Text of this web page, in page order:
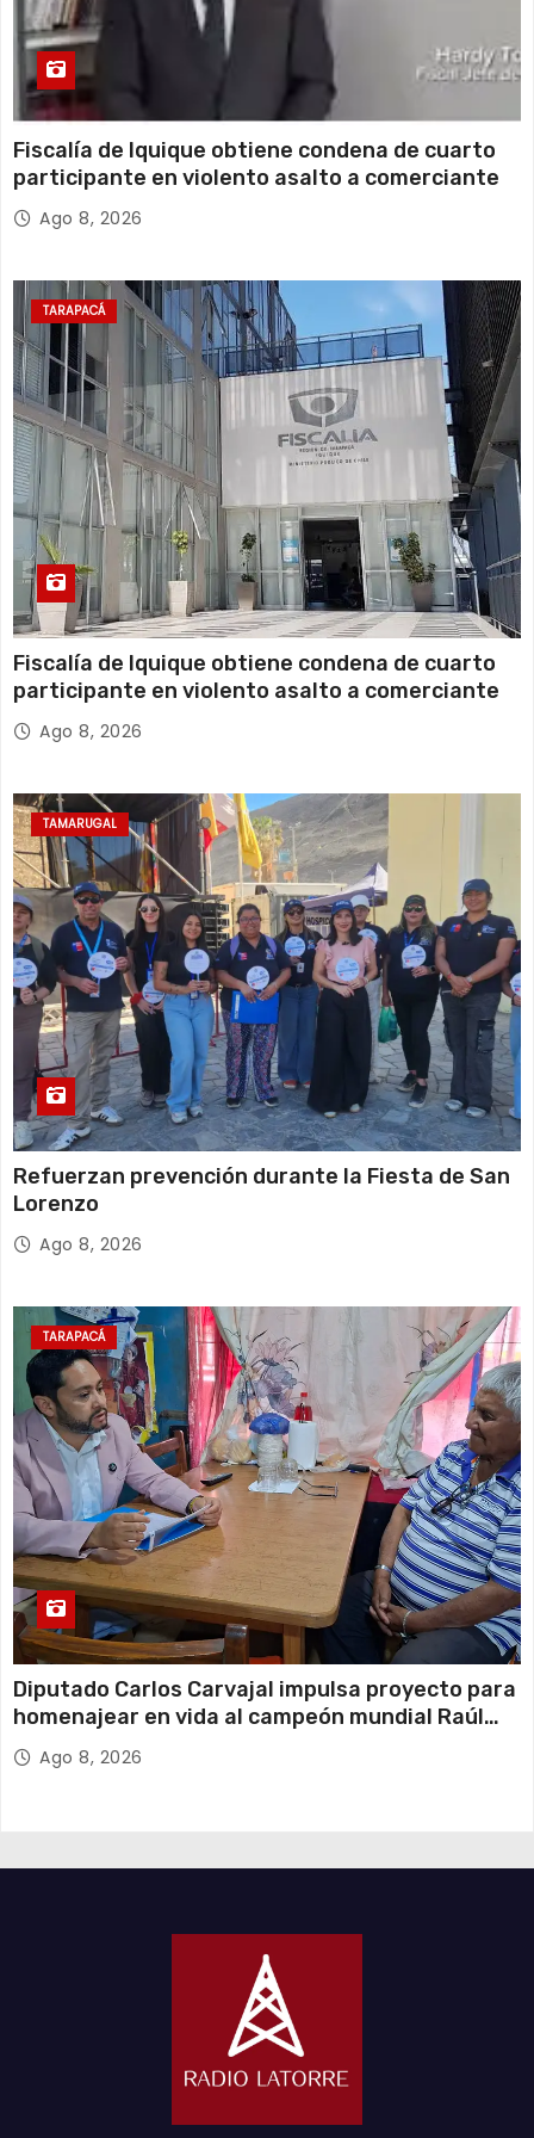
Fiscalía de Iquique obtiene condena de cuarto
participante en violento asalto a comerciante
Ago 8, 2026
TARAPACÁ
Fiscalía de Iquique obtiene condena de cuarto
participante en violento asalto a comerciante
Ago 8, 2026
TAMARUGAL
Refuerzan prevención durante la Fiesta de San
Lorenzo
Ago 8, 2026
TARAPACÁ
Diputado Carlos Carvajal impulsa proyecto para
homenajear en vida al campeón mundial Raúl
Choque
Ago 8, 2026